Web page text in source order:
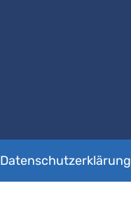
Datenschutzerklärung